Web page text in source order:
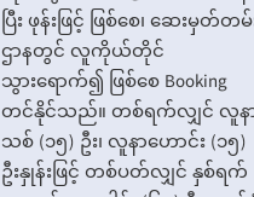
ပြီး ဖုန်းဖြင့် ဖြစ်စေ၊ ဆေးမှတ်တမ်
ဌာနတွင် လူကိုယ်တိုင်
သွားရောက်၍ ဖြစ်စေ Booking
တင်နိုင်သည်။ တစ်ရက်လျှင် လူန
သစ် (၁၅) ဦး၊ လူနာဟောင်း (၁၅)
ဦးနှုန်းဖြင့် တစ်ပတ်လျှင် နှစ်ရက်